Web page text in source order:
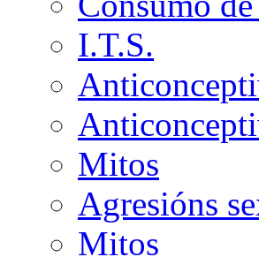
I.T.S.
Mitos
Agresións
Mitos